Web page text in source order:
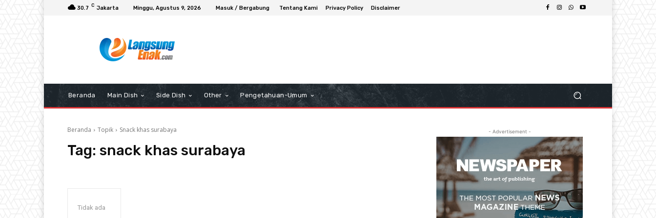
30.7 C Jakarta Minggu, Agustus 9, 2026 Masuk / Bergabung Tentang Kami Privacy Policy Disclaimer
Beranda Main Dish Side Dish Other Pengetahuan-Umum
Beranda Topik Snack khas surabaya
Tag: snack khas surabaya
Tidak ada
- Advertisement -